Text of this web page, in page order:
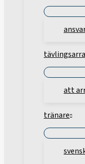
att
tränare